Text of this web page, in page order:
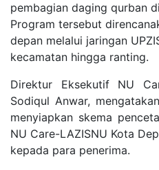
pembagian daging qurban
Program tersebut
depan melalui jaringan
kecamatan hingga ranting.
Direktur Eksekutif NU
Sodiqul Anwar,
menyiapkan skema
NU Care-LAZISNU Kota
kepada para penerima.